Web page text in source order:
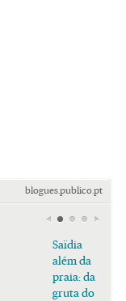
blogues.publico.pt
Saïdia
além da
praia: da
gruta do